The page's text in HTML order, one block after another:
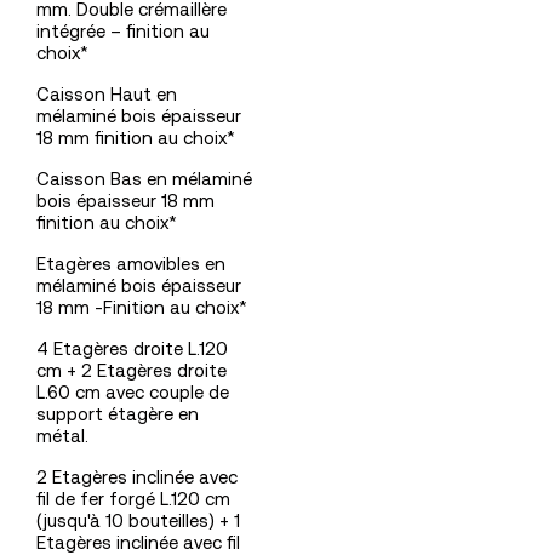
mm. Double crémaillère
intégrée – finition au
choix*
Caisson Haut en
mélaminé bois épaisseur
18 mm finition au choix*
Caisson Bas en mélaminé
bois épaisseur 18 mm
finition au choix*
Etagères amovibles en
mélaminé bois épaisseur
18 mm -Finition au choix*
4 Etagères droite L.120
cm + 2 Etagères droite
L.60 cm avec couple de
support étagère en
métal.
2 Etagères inclinée avec
fil de fer forgé L.120 cm
(jusqu'à 10 bouteilles) + 1
Etagères inclinée avec fil